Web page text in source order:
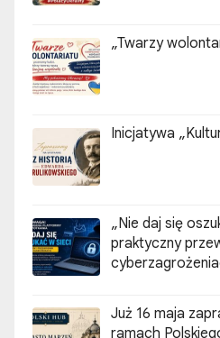
„Twarzy
Inicjatywa
„Nie daj się
praktyczny
Już 16 maja
ramach